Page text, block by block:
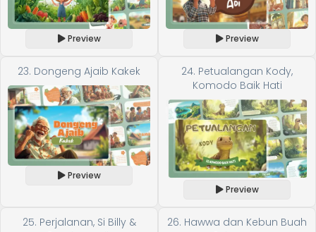
Preview Preview
23. Dongeng Ajaib Kakek
Preview
24. Petualangan Kody,
Komodo Baik Hati
Preview
25. Perjalanan, Si Billy &
26. Hawwa dan Kebun Buah